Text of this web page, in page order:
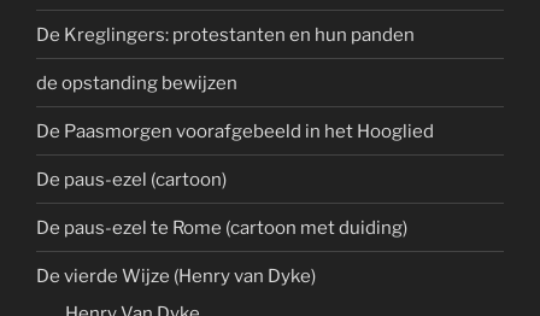
De Kreglingers: protestanten en hun panden
de opstanding bewijzen
De Paasmorgen voorafgebeeld in het Hooglied
De paus-ezel (cartoon)
De paus-ezel te Rome (cartoon met duiding)
De vierde Wijze (Henry van Dyke)